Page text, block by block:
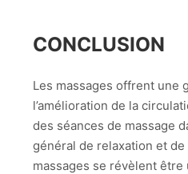
CONCLUSION
Les massages offrent une
l’amélioration de la
des séances de massage
général de relaxation et
massages se révèlent